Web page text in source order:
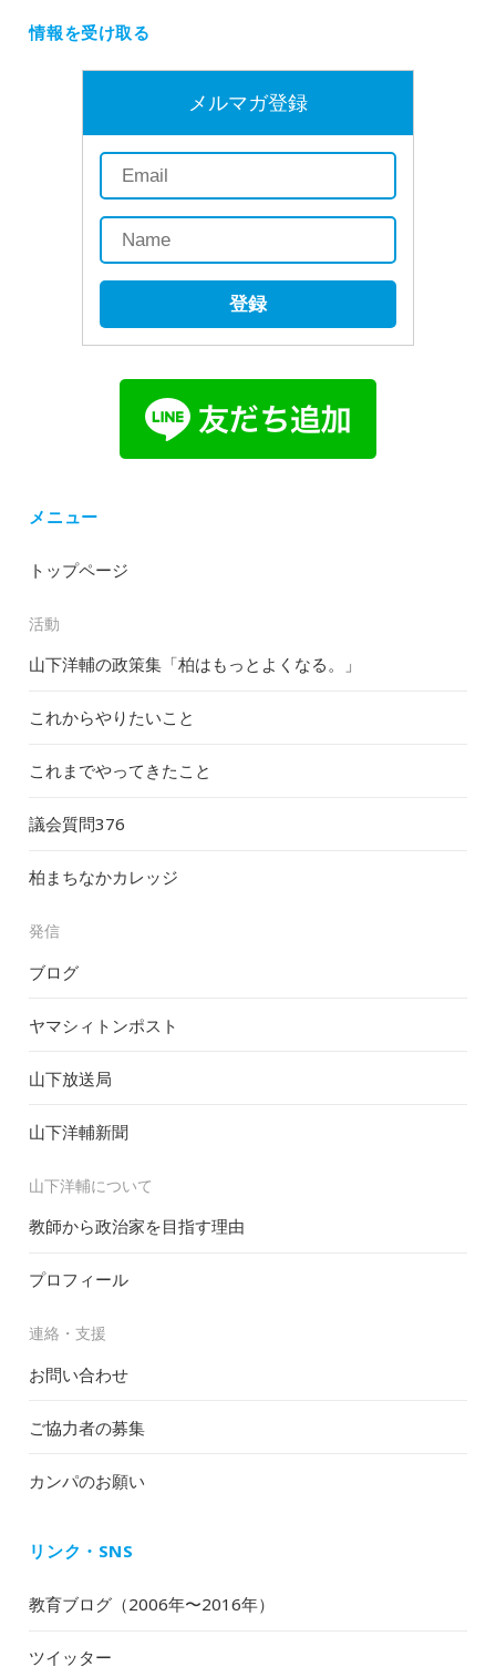
情報を受け取る
メルマガ登録
登録
メニュー
トップページ
活動
山下洋輔の政策集「柏はもっとよくなる。」
これからやりたいこと
これまでやってきたこと
議会質問376
柏まちなかカレッジ
発信
ブログ
ヤマシィトンポスト
山下放送局
山下洋輔新聞
山下洋輔について
教師から政治家を目指す理由
プロフィール
連絡・支援
お問い合わせ
ご協力者の募集
カンパのお願い
リンク・SNS
教育ブログ（2006年〜2016年）
ツイッター